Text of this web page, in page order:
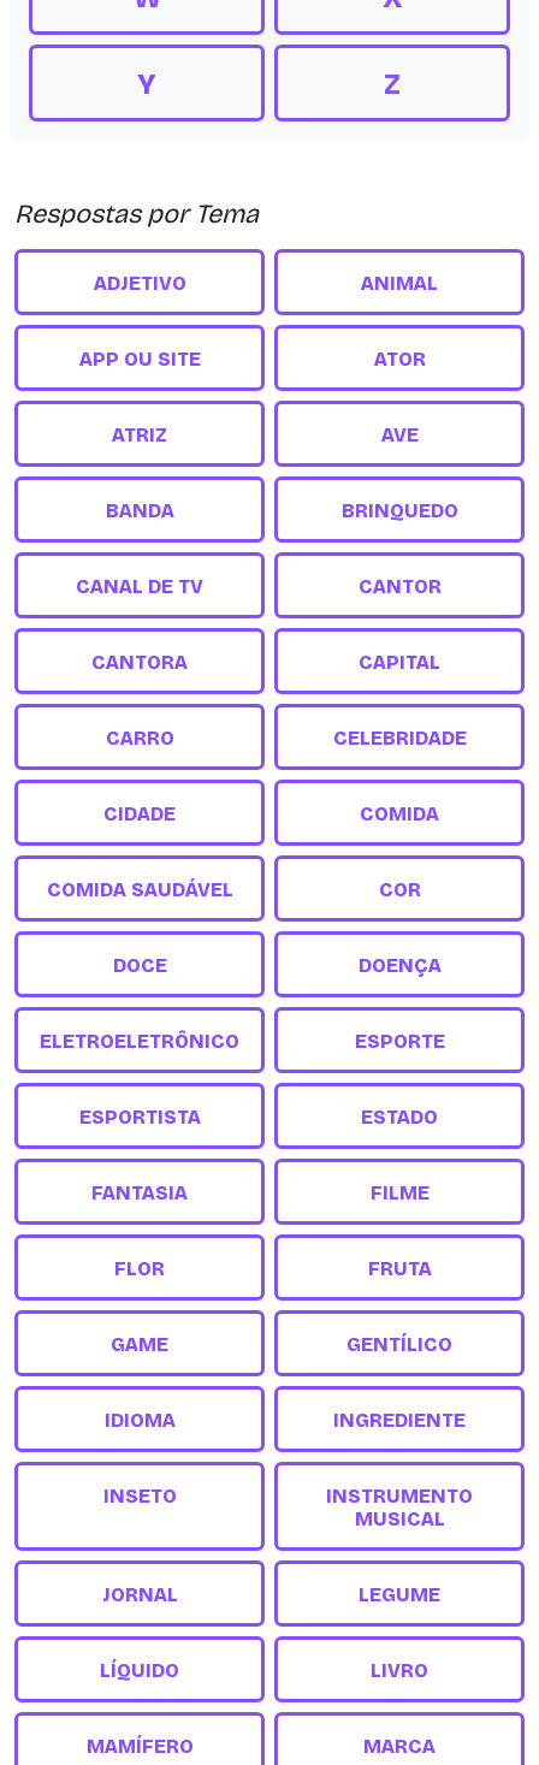
Y Z
Respostas por Tema
ADJETIVO ANIMAL
APP OU SITE ATOR
ATRIZ AVE
BANDA BRINQUEDO
CANAL DE TV CANTOR
CANTORA CAPITAL
CARRO CELEBRIDADE
CIDADE COMIDA
COMIDA SAUDÁVEL COR
DOCE DOENÇA
ELETROELETRÔNICO ESPORTE
ESPORTISTA ESTADO
FANTASIA FILME
FLOR FRUTA
GAME GENTÍLICO
IDIOMA INGREDIENTE
INSETO
INSTRUMENTO
MUSICAL
JORNAL LEGUME
LÍQUIDO LIVRO
MAMÍFERO MARCA